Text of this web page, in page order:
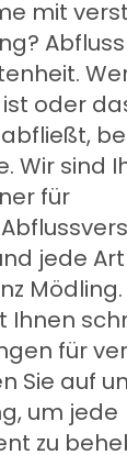
mit
ist oder
Wir sind
für
jede
Mödling.
für
Sie auf
um jede
zu